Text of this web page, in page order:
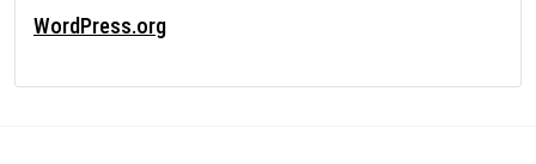
WordPress.org